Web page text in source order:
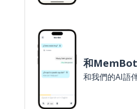
和
和我們的AI語